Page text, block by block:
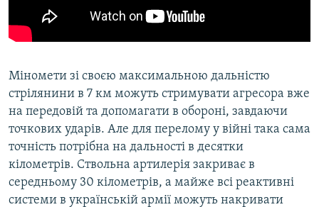
Міномети зі своєю максимальною дальністю
стрілянини в 7 км можуть стримувати агресора вже
на передовій та допомагати в обороні, завдаючи
точкових ударів. Але для перелому у війні така сама
точність потрібна на дальності в десятки
кілометрів. Ствольна артилерія закриває в
середньому 30 кілометрів, а майже всі реактивні
системи в українській армії можуть накривати